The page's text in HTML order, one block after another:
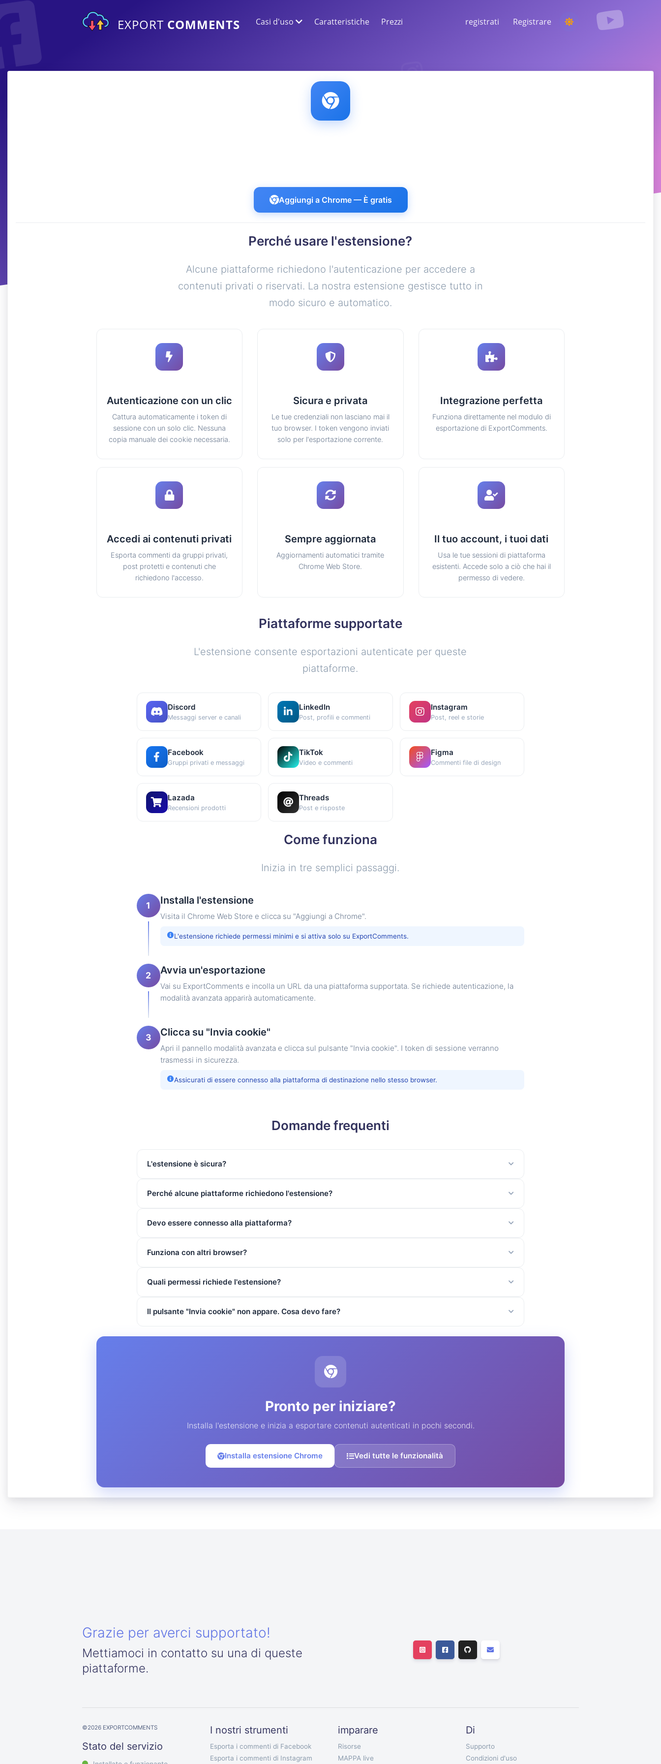
EXPORT COMMENTS Casi d'uso
Raccogli i dati più accurati Scegliere un vincitore casuale dai
SENTIMENT ANALYSIS
Conduci analisi del sentiment sui commenti
Caratteristiche Prezzi registrati Registrare
Aggiungi a Chrome — È gratis
Perché usare l'estensione?
Alcune piattaforme richiedono l'autenticazione per accedere a
contenuti privati o riservati. La nostra estensione gestisce tutto in
modo sicuro e automatico.
Autenticazione con un clic
Cattura automaticamente i token di
sessione con un solo clic. Nessuna
copia manuale dei cookie necessaria.
Sicura e privata
Le tue credenziali non lasciano mai il
tuo browser. I token vengono inviati
solo per l'esportazione corrente.
Integrazione perfetta
Funziona direttamente nel modulo di
esportazione di ExportComments.
Accedi ai contenuti privati
Esporta commenti da gruppi privati,
post protetti e contenuti che
richiedono l'accesso.
Sempre aggiornata
Aggiornamenti automatici tramite
Chrome Web Store.
Il tuo account, i tuoi dati
Usa le tue sessioni di piattaforma
esistenti. Accede solo a ciò che hai il
permesso di vedere.
Piattaforme supportate
L'estensione consente esportazioni autenticate per queste
piattaforme.
Discord
Messaggi server e canali
LinkedIn
Post, profili e commenti
Instagram
Post, reel e storie
Facebook
Gruppi privati e messaggi
TikTok
Video e commenti
Figma
Commenti file di design
Lazada
Recensioni prodotti
Threads
Post e risposte
Come funziona
Inizia in tre semplici passaggi.
1 Installa l'estensione
Visita il Chrome Web Store e clicca su "Aggiungi a Chrome".
L'estensione richiede permessi minimi e si attiva solo su ExportComments.
2 Avvia un'esportazione
Vai su ExportComments e incolla un URL da una piattaforma supportata. Se richiede autenticazione, la
modalità avanzata apparirà automaticamente.
3 Clicca su "Invia cookie"
Apri il pannello modalità avanzata e clicca sul pulsante "Invia cookie". I token di sessione verranno
trasmessi in sicurezza.
Assicurati di essere connesso alla piattaforma di destinazione nello stesso browser.
Domande frequenti
L'estensione è sicura?
Perché alcune piattaforme richiedono l'estensione?
Devo essere connesso alla piattaforma?
Funziona con altri browser?
Quali permessi richiede l'estensione?
Il pulsante "Invia cookie" non appare. Cosa devo fare?
Pronto per iniziare?
Installa l'estensione e inizia a esportare contenuti autenticati in pochi secondi.
Installa estensione Chrome Vedi tutte le funzionalità
Grazie per averci supportato!
Mettiamoci in contatto su una di queste
piattaforme.
©2026 EXPORTCOMMENTS
Stato del servizio
I nostri strumenti
Esporta i commenti di Facebook
Esporta i commenti di Instagram
imparare
Risorse
MAPPA live
Di
Supporto
Condizioni d'uso